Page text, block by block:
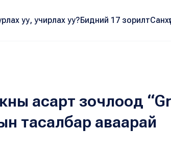
уу, учирлах уу?Бидний 17 зорилт
асарт зочлоод
тасалбар аваарай